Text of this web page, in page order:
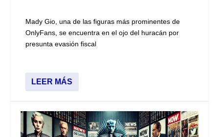
Mady Gio, una de las figuras más prominentes de
OnlyFans, se encuentra en el ojo del huracán por
presunta evasión fiscal
LEER MÁS